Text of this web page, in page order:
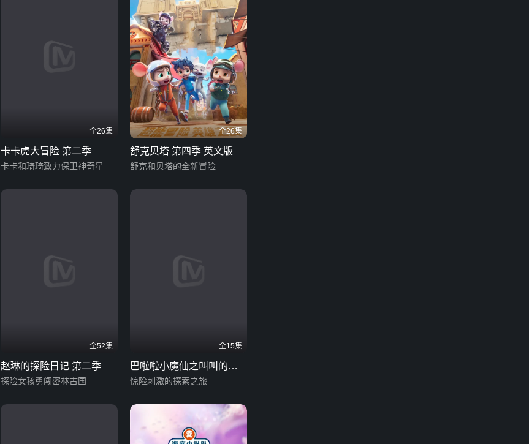
全26集
卡卡虎大冒险 第二季
卡卡和琦琦致力保卫神奇星
全26集
舒克贝塔 第四季 英文版
舒克和贝塔的全新冒险
全52集
赵琳的探险日记 第二季
探险女孩勇闯密林古国
全15集
巴啦啦小魔仙之叫叫的身
体魔法
惊险刺激的探索之旅